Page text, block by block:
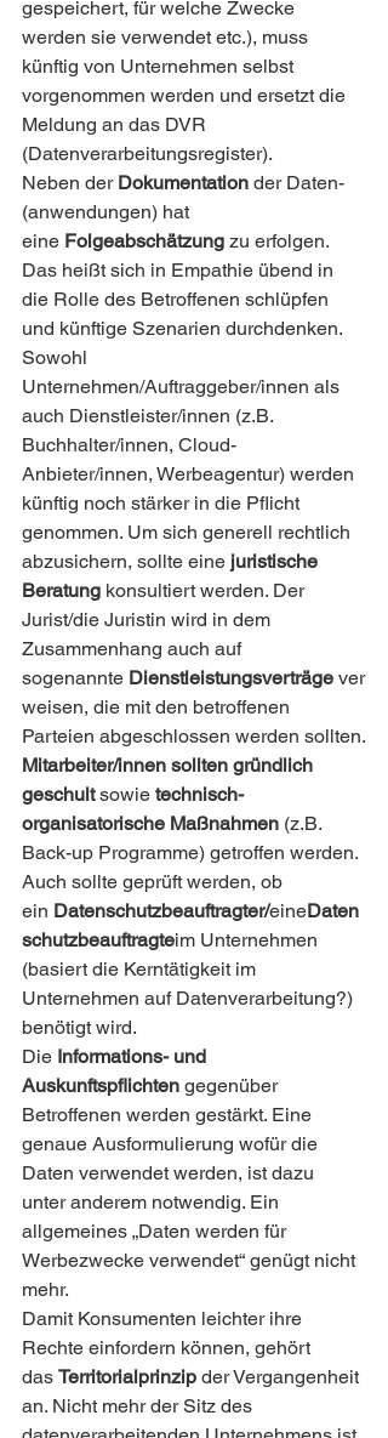
gespeichert, für welche Zwecke
werden sie verwendet etc.), muss
künftig von Unternehmen selbst
vorgenommen werden und ersetzt die
Meldung an das DVR
(Datenverarbeitungsregister).
Neben der Dokumentation der Daten-
(anwendungen) hat
eine Folgeabschätzung zu erfolgen.
Das heißt sich in Empathie übend in
die Rolle des Betroffenen schlüpfen
und künftige Szenarien durchdenken.
Sowohl
Unternehmen/Auftraggeber/innen als
auch Dienstleister/innen (z.B.
Buchhalter/innen, Cloud-
Anbieter/innen, Werbeagentur) werden
künftig noch stärker in die Pflicht
genommen. Um sich generell rechtlich
abzusichern, sollte eine juristische
Beratung konsultiert werden. Der
Jurist/die Juristin wird in dem
Zusammenhang auch auf
sogenannte Dienstleistungsverträge ver
weisen, die mit den betroffenen
Parteien abgeschlossen werden sollten.
Mitarbeiter/innen sollten gründlich
geschult sowie technisch-
organisatorische Maßnahmen (z.B.
Back-up Programme) getroffen werden.
Auch sollte geprüft werden, ob
ein Datenschutzbeauftragter/eineDaten
schutzbeauftragteim Unternehmen
(basiert die Kerntätigkeit im
Unternehmen auf Datenverarbeitung?)
benötigt wird.
Die Informations- und
Auskunftspflichten gegenüber
Betroffenen werden gestärkt. Eine
genaue Ausformulierung wofür die
Daten verwendet werden, ist dazu
unter anderem notwendig. Ein
allgemeines „Daten werden für
Werbezwecke verwendet“ genügt nicht
mehr.
Damit Konsumenten leichter ihre
Rechte einfordern können, gehört
das Territorialprinzip der Vergangenheit
an. Nicht mehr der Sitz des